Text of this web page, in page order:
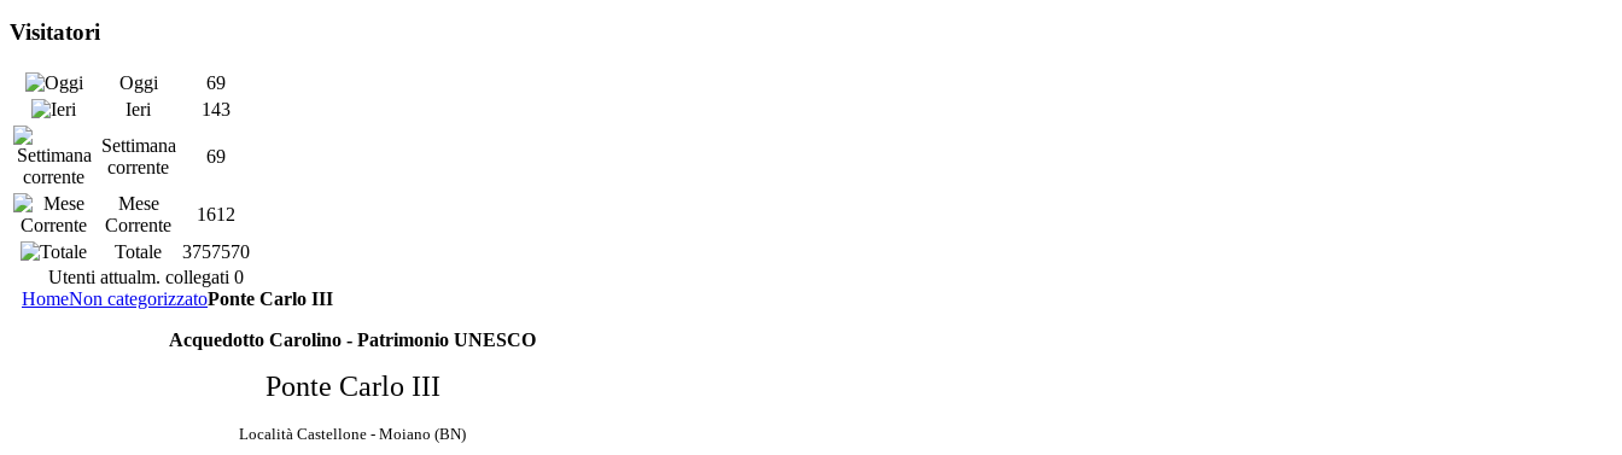
Visitatori
Oggi
69
Ieri
143
Settimana
corrente
69
Mese
Corrente
1612
Totale
3757570
Utenti attualm. collegati 0
HomeNon categorizzatoPonte Carlo III
Acquedotto Carolino - Patrimonio UNESCO
Ponte Carlo III
Località Castellone - Moiano (BN)